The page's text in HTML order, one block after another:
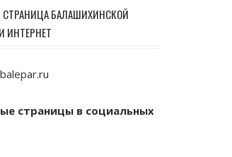
БАЛАШИХИНСКОЙ
ИНТЕРНЕТ
страницы в социальных